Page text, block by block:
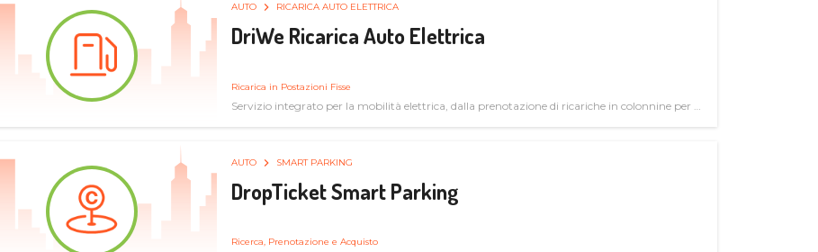
AUTO RICARICA AUTO ELETTRICA
DriWe Ricarica Auto Elettrica
Ricarica in Postazioni Fisse
Servizio integrato per la mobilità elettrica, dalla prenotazione di ricariche in colonnine per il
AUTO SMART PARKING
DropTicket Smart Parking
Ricerca, Prenotazione e Acquisto